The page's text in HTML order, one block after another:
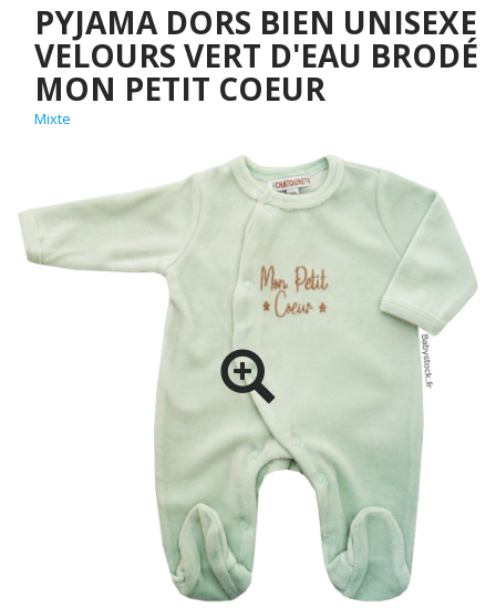
PYJAMA DORS BIEN UNISEXE
VELOURS VERT D'EAU BRODÉ
MON PETIT COEUR
Mixte